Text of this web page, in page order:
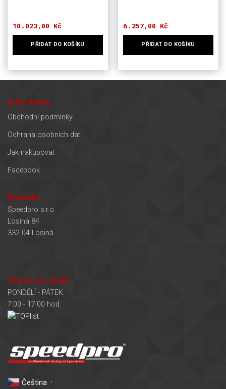
10.023,00 Kč
PŘIDAT DO KOŠÍKU
6.257,00 Kč
PŘIDAT DO KOŠÍKU
Informace
Obchodní podmínky
Ochrana osobních dat
Jak nakupovat
Facebook
Kontakt
Speedpro s.r.o.
Losiná 84
332 04 Losiná
Otevírací doba
PONDĚLÍ - PÁTEK:
7:00 - 17:00 hod.
Čeština‎ ▼